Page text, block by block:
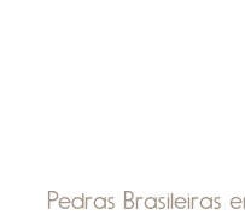
Pedras Brasileiras